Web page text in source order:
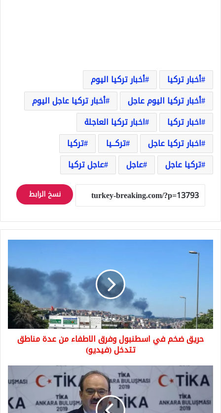
أخبار تركيا
أخبار تركيا اليوم
أخبار تركيا اليوم عاجل
أخبار تركيا عاجل اليوم
اخبار تركيا
اخبار تركيا العاجلة
اخبار تركيا عاجل
تركــيا
تركيا
تركيا عاجل
عاجل عاجل تركيا
نسخ الرابط
اسطنبول
الاطفاء
من
عدة
مناطق
تتدخل
(فيديو)
حريق ضخم في اسطنبول وفرق الاطفاء من عدة مناطق
تتدخل (فيديو)
"تيكا":
تدعم